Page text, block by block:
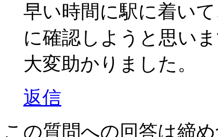
早い時間に駅に着い
に確認しようと思い
大変助かりました。
返信
この質問への回答は締